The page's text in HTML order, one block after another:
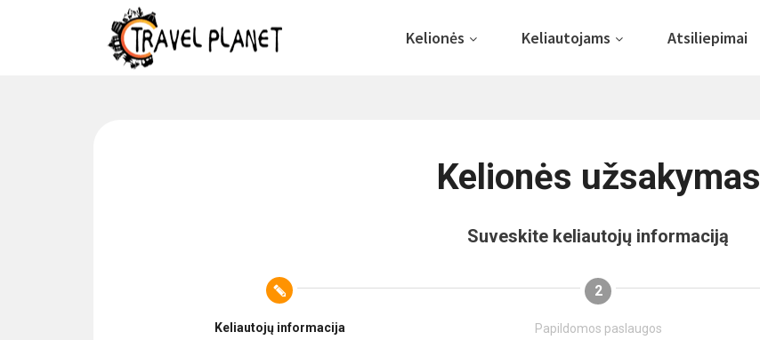
Kelionės Keliautojams Atsiliepimai
Kelionės užsakymas
Suveskite keliautojų informaciją
Keliautojų informacija
2
Papildomos paslaugos